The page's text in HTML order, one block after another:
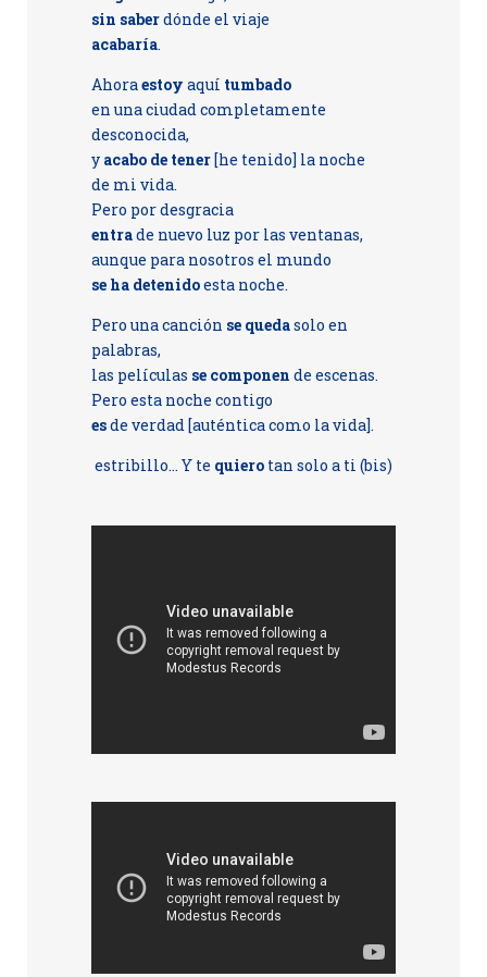
sin saberdónde el viaje
acabaría.
Ahoraestoy aquí tumbado
en una ciudad completamente
desconocida,
y acabo de tener[he tenido] la noche
de mi vida.
Pero por desgracia
entrade nuevo luz por las ventanas,
aunque para nosotros el mundo
se ha detenidoesta noche.
Pero una canción se quedasolo en
palabras,
las películas se componen de escenas.
Pero esta noche contigo
esde verdad [auténtica como la vida].
estribillo... Y te quiero tan solo a ti (bis)